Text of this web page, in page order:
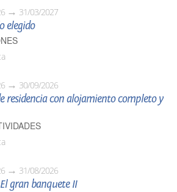
31/03/2027
elegido
30/09/2026
residencia con alojamiento completo y
31/08/2026
gran banquete II